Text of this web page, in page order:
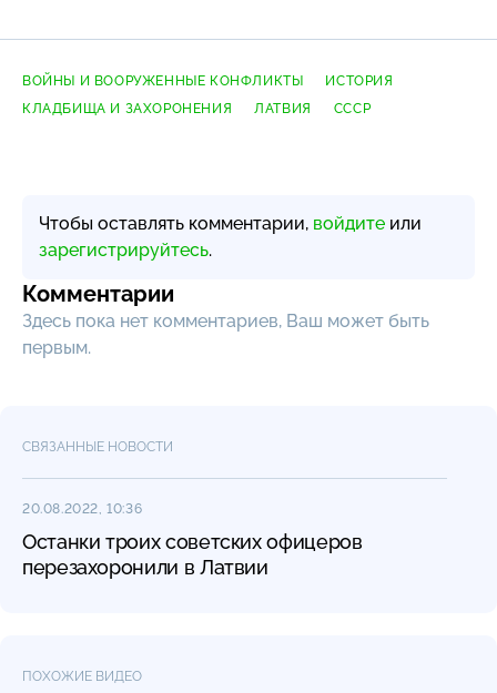
ВОЙНЫ И ВООРУЖЕННЫЕ КОНФЛИКТЫ
ИСТОРИЯ
КЛАДБИЩА И ЗАХОРОНЕНИЯ
ЛАТВИЯ СССР
Чтобы оставлять комментарии, войдите или
зарегистрируйтесь.
Комментарии
Здесь пока нет комментариев, Ваш может быть
первым.
СВЯЗАННЫЕ НОВОСТИ
20.08.2022, 10:36
Останки троих советских офицеров
перезахоронили в Латвии
ПОХОЖИЕ ВИДЕО